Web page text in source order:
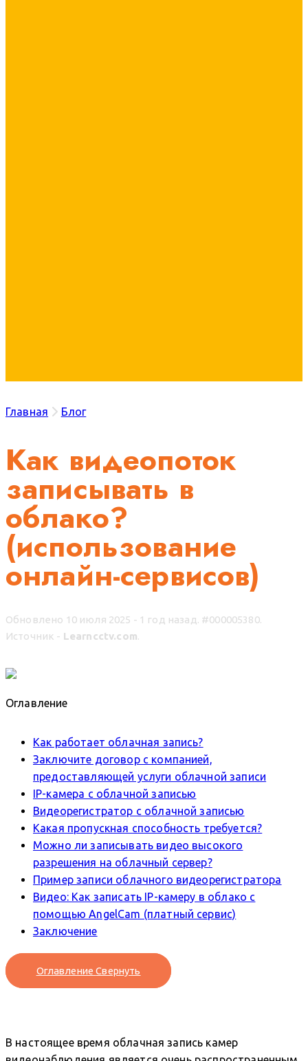
Главная Блог
Как видеопоток
записывать в
облако?
(использование
онлайн-сервисов)
Обновлено 10 июля 2025 - 1 год назад. #000005380.
Источник - Learncctv.com.
Оглавление
Как работает облачная запись?
Заключите договор с компанией,
предоставляющей услуги облачной записи
IP-камера с облачной записью
Видеорегистратор с облачной записью
Какая пропускная способность требуется?
Можно ли записывать видео высокого
разрешения на облачный сервер?
Пример записи облачного видеорегистратора
Видео: Как записать IP-камеру в облако с
помощью AngelCam (платный сервис)
Заключение
Оглавление Свернуть
В настоящее время облачная запись камер